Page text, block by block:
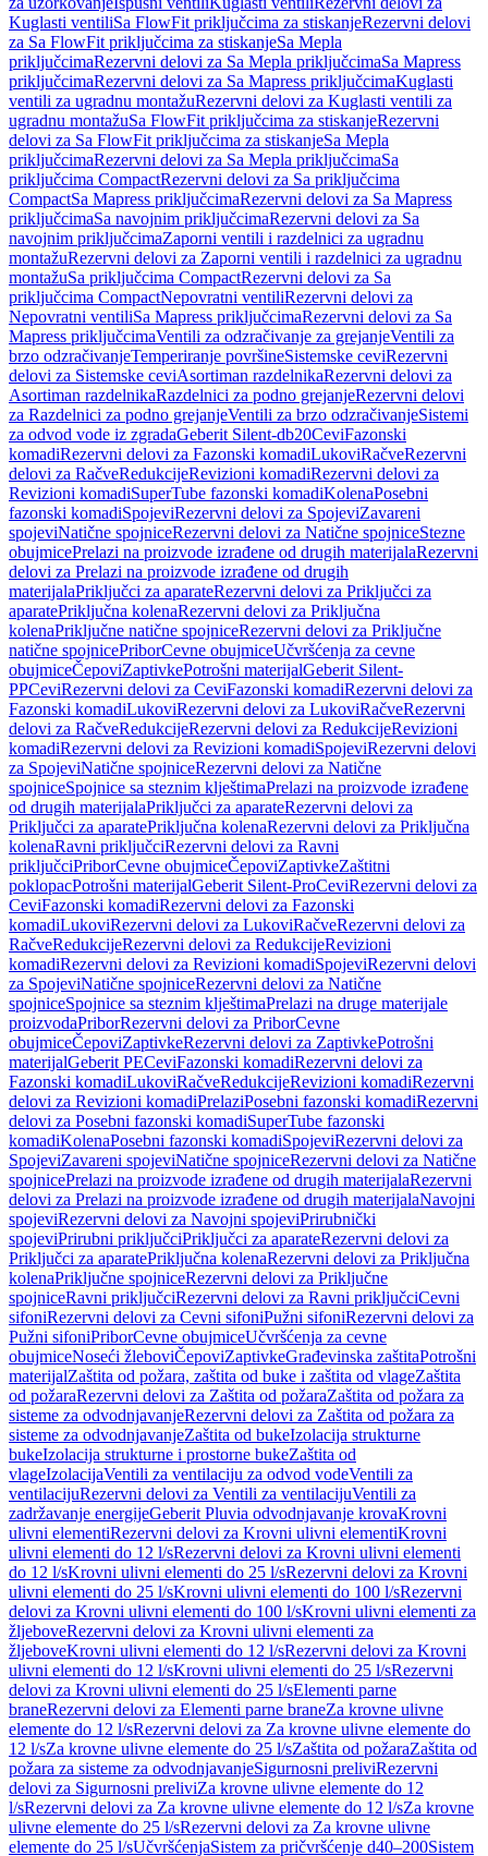
Kuglasti ventiliSa FlowFit priključcima za stiskanjeRezervni delovi
za Sa FlowFit priključcima za stiskanjeSa Mepla
priključcimaRezervni delovi za Sa Mepla priključcimaSa Mapress
priključcimaRezervni delovi za Sa Mapress priključcimaKuglasti
ventili za ugradnu montažuRezervni delovi za Kuglasti ventili za
ugradnu montažuSa FlowFit priključcima za stiskanjeRezervni
delovi za Sa FlowFit priključcima za stiskanjeSa Mepla
priključcimaRezervni delovi za Sa Mepla priključcimaSa
priključcima CompactRezervni delovi za Sa priključcima
CompactSa Mapress priključcimaRezervni delovi za Sa Mapress
priključcimaSa navojnim priključcimaRezervni delovi za Sa
navojnim priključcimaZaporni ventili i razdelnici za ugradnu
montažuRezervni delovi za Zaporni ventili i razdelnici za ugradnu
montažuSa priključcima CompactRezervni delovi za Sa
priključcima CompactNepovratni ventiliRezervni delovi za
Nepovratni ventiliSa Mapress priključcimaRezervni delovi za Sa
Mapress priključcimaVentili za odzračivanje za grejanjeVentili za
brzo odzračivanjeTemperiranje površineSistemske ceviRezervni
delovi za Sistemske ceviAsortiman razdelnikaRezervni delovi za
Asortiman razdelnikaRazdelnici za podno grejanjeRezervni delovi
za Razdelnici za podno grejanjeVentili za brzo odzračivanjeSistemi
za odvod vode iz zgradaGeberit Silent-db20CeviFazonski
komadiRezervni delovi za Fazonski komadiLukoviRačveRezervni
delovi za RačveRedukcijeRevizioni komadiRezervni delovi za
Revizioni komadiSuperTube fazonski komadiKolenaPosebni
fazonski komadiSpojeviRezervni delovi za SpojeviZavareni
spojeviNatične spojniceRezervni delovi za Natične spojniceStezne
obujmicePrelazi na proizvode izrađene od drugih materijalaRezervni
delovi za Prelazi na proizvode izrađene od drugih
materijalaPriključci za aparateRezervni delovi za Priključci za
aparatePriključna kolenaRezervni delovi za Priključna
kolenaPriključne natične spojniceRezervni delovi za Priključne
natične spojnicePriborCevne obujmiceUčvršćenja za cevne
obujmiceČepoviZaptivkePotrošni materijalGeberit Silent-
PPCeviRezervni delovi za CeviFazonski komadiRezervni delovi za
Fazonski komadiLukoviRezervni delovi za LukoviRačveRezervni
delovi za RačveRedukcijeRezervni delovi za RedukcijeRevizioni
komadiRezervni delovi za Revizioni komadiSpojeviRezervni delovi
za SpojeviNatične spojniceRezervni delovi za Natične
spojniceSpojnice sa steznim klještimaPrelazi na proizvode izrađene
od drugih materijalaPriključci za aparateRezervni delovi za
Priključci za aparatePriključna kolenaRezervni delovi za Priključna
kolenaRavni priključciRezervni delovi za Ravni
priključciPriborCevne obujmiceČepoviZaptivkeZaštitni
poklopacPotrošni materijalGeberit Silent-ProCeviRezervni delovi za
CeviFazonski komadiRezervni delovi za Fazonski
komadiLukoviRezervni delovi za LukoviRačveRezervni delovi za
RačveRedukcijeRezervni delovi za RedukcijeRevizioni
komadiRezervni delovi za Revizioni komadiSpojeviRezervni delovi
za SpojeviNatične spojniceRezervni delovi za Natične
spojniceSpojnice sa steznim klještimaPrelazi na druge materijale
proizvodaPriborRezervni delovi za PriborCevne
obujmiceČepoviZaptivkeRezervni delovi za ZaptivkePotrošni
materijalGeberit PECeviFazonski komadiRezervni delovi za
Fazonski komadiLukoviRačveRedukcijeRevizioni komadiRezervni
delovi za Revizioni komadiPrelaziPosebni fazonski komadiRezervni
delovi za Posebni fazonski komadiSuperTube fazonski
komadiKolenaPosebni fazonski komadiSpojeviRezervni delovi za
SpojeviZavareni spojeviNatične spojniceRezervni delovi za Natične
spojnicePrelazi na proizvode izrađene od drugih materijalaRezervni
delovi za Prelazi na proizvode izrađene od drugih materijalaNavojni
spojeviRezervni delovi za Navojni spojeviPrirubnički
spojeviPrirubni priključciPriključci za aparateRezervni delovi za
Priključci za aparatePriključna kolenaRezervni delovi za Priključna
kolenaPriključne spojniceRezervni delovi za Priključne
spojniceRavni priključciRezervni delovi za Ravni priključciCevni
sifoniRezervni delovi za Cevni sifoniPužni sifoniRezervni delovi za
Pužni sifoniPriborCevne obujmiceUčvršćenja za cevne
obujmiceNoseći žleboviČepoviZaptivkeGrađevinska zaštitaPotrošni
materijalZaštita od požara, zaštita od buke i zaštita od vlageZaštita
od požaraRezervni delovi za Zaštita od požaraZaštita od požara za
sisteme za odvodnjavanjeRezervni delovi za Zaštita od požara za
sisteme za odvodnjavanjeZaštita od bukeIzolacija strukturne
bukeIzolacija strukturne i prostorne bukeZaštita od
vlageIzolacijaVentili za ventilaciju za odvod vodeVentili za
ventilacijuRezervni delovi za Ventili za ventilacijuVentili za
zadržavanje energijeGeberit Pluvia odvodnjavanje krovaKrovni
ulivni elementiRezervni delovi za Krovni ulivni elementiKrovni
ulivni elementi do 12 l/sRezervni delovi za Krovni ulivni elementi
do 12 l/sKrovni ulivni elementi do 25 l/sRezervni delovi za Krovni
ulivni elementi do 25 l/sKrovni ulivni elementi do 100 l/sRezervni
delovi za Krovni ulivni elementi do 100 l/sKrovni ulivni elementi za
žljeboveRezervni delovi za Krovni ulivni elementi za
žljeboveKrovni ulivni elementi do 12 l/sRezervni delovi za Krovni
ulivni elementi do 12 l/sKrovni ulivni elementi do 25 l/sRezervni
delovi za Krovni ulivni elementi do 25 l/sElementi parne
braneRezervni delovi za Elementi parne braneZa krovne ulivne
elemente do 12 l/sRezervni delovi za Za krovne ulivne elemente do
12 l/sZa krovne ulivne elemente do 25 l/sZaštita od požaraZaštita od
požara za sisteme za odvodnjavanjeSigurnosni preliviRezervni
delovi za Sigurnosni preliviZa krovne ulivne elemente do 12
l/sRezervni delovi za Za krovne ulivne elemente do 12 l/sZa krovne
ulivne elemente do 25 l/sRezervni delovi za Za krovne ulivne
elemente do 25 l/sUčvršćenjaSistem za pričvršćenje d40–200Sistem